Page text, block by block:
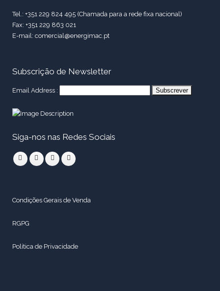
Tel.: +351 229 824 495 (Chamada para a rede fixa nacional)
Fax: +351 229 863 021
E-mail: comercial@energimac.pt
Subscrição de Newsletter
Email Address :
Siga-nos nas Redes Sociais
Condições Gerais de Venda
RGPG
Política de Privacidade